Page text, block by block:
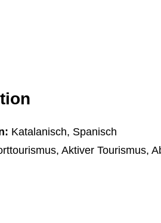
Katalanisch, Spanisch
Aktiver Tourismus,